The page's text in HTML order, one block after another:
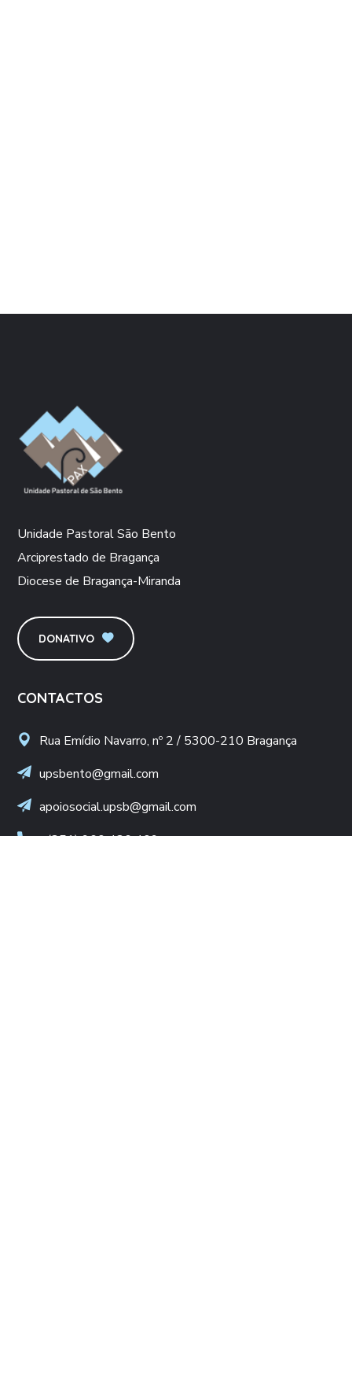
Unidade Pastoral São Bento
Arciprestado de Bragança
Diocese de Bragança-Miranda
DONATIVO
CONTACTOS
Rua Emídio Navarro, nº 2 / 5300-210 Bragança
upsbento@gmail.com
apoiosocial.upsb@gmail.com
+(351) 960 436 409